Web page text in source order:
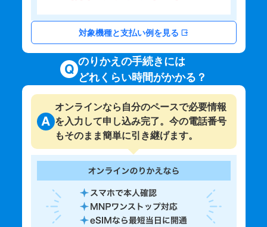
対象機種と支払い例を見る
のりかえの手続きには
どれくらい時間がかかる？
オンラインなら自分のペースで必要情報
を入力して申し込み完了。今の電話番号
もそのまま簡単に引き継げます。